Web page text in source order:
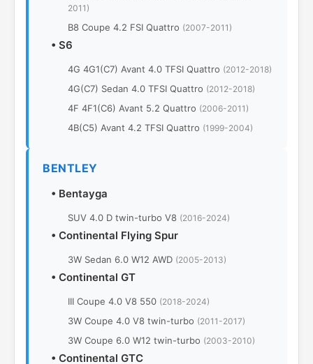
2011)
B8 Coupe 4.2 FSI Quattro (2007-2011)
• S6
4G 4G1(C7) Avant 4.0 TFSI Quattro (2012-2018)
4G(С7) Sedan 4.0 TFSI Quattro (2012-2018)
4F 4F1(С6) Avant 5.2 Quattro (2006-2011)
4B(C5) Avant 4.2 TFSI Quattro (1999-2004)
BENTLEY
• Bentayga
SUV 4.0 D twin-turbo V8 (2016-2024)
• Continental Flying Spur
3W Sedan 6.0 W12 AWD (2005-2013)
• Continental GT
III Coupe 4.0 V8 550 (2018-2024)
3W Coupe 4.0 V8 twin-turbo (2011-2017)
3W Coupe 6.0 W12 twin-turbo (2003-2010)
• Continental GTC